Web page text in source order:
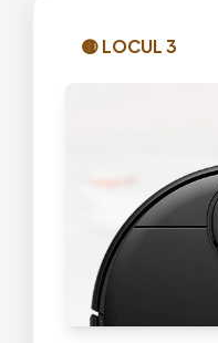
🟡 LOCUL 3